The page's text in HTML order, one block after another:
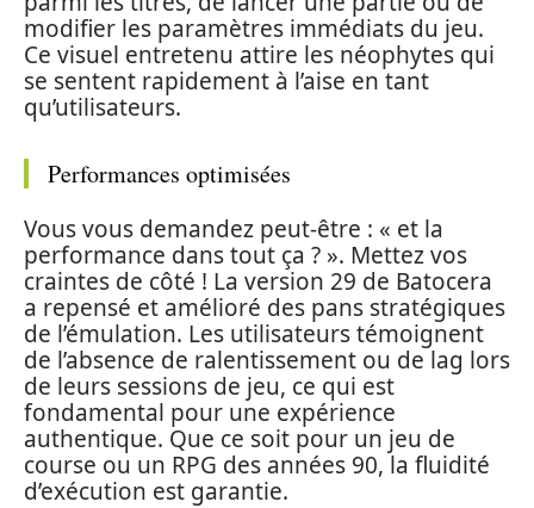
modifier les paramètres immédiats du jeu.
Ce visuel entretenu attire les néophytes qui
se sentent rapidement à l’aise en tant
qu’utilisateurs.
Performances optimisées
Vous vous demandez peut-être : « et la
performance dans tout ça ? ». Mettez vos
craintes de côté ! La version 29 de Batocera
a repensé et amélioré des pans stratégiques
de l’émulation. Les utilisateurs témoignent
de l’absence de ralentissement ou de lag lors
de leurs sessions de jeu, ce qui est
fondamental pour une expérience
authentique. Que ce soit pour un jeu de
course ou un RPG des années 90, la fluidité
d’exécution est garantie.